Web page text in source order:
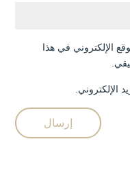
الإلكتروني في هذا
الإلكتروني.